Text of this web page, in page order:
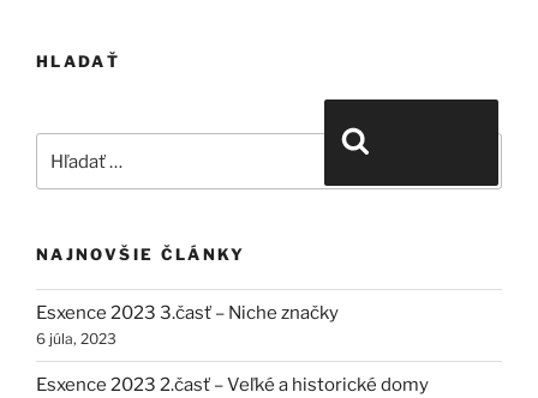
HLADAŤ
NAJNOVŠIE ČLÁNKY
Esxence 2023 3.časť – Niche značky
6 júla, 2023
Esxence 2023 2.časť – Veľké a historické domy